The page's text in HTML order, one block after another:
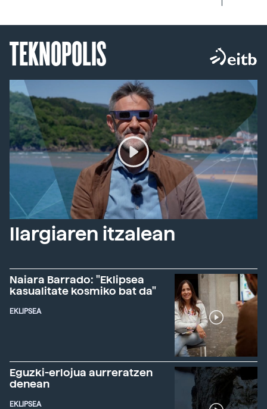
TEKNOPOLIS
Ilargiaren itzalean
Naiara Barrado: "Eklipsea
kasualitate kosmiko bat da"
EKLIPSEA
Eguzki-erlojua aurreratzen
denean
EKLIPSEA